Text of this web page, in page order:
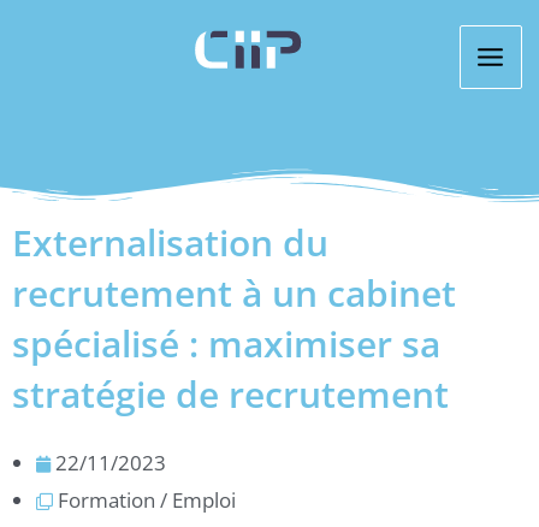
Externalisation du
recrutement à un cabinet
spécialisé : maximiser sa
stratégie de recrutement
22/11/2023
Formation / Emploi